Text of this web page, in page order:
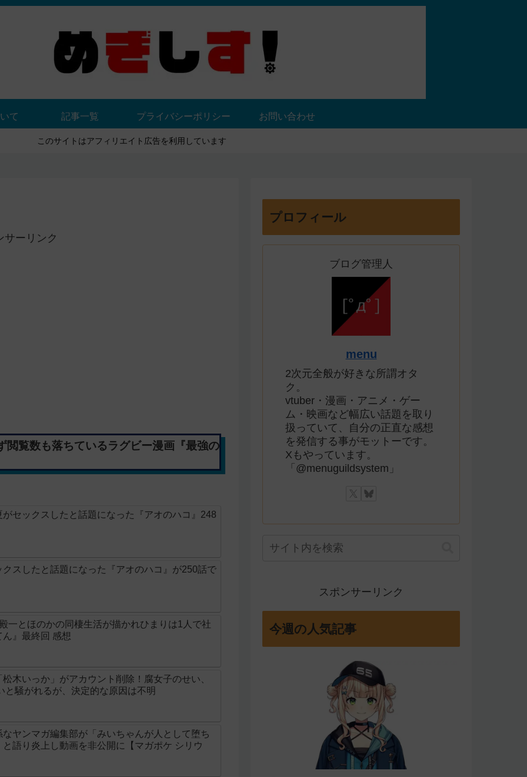
て 記事一覧 プライバシーポリシー お問い合わせ
このサイトはアフィリエイト広告を利用しています
サーリンク
閲覧数も落ちているラグビー漫画『最強の
セックスしたと話題になった『アオのハコ』248
スしたと話題になった『アオのハコ』が250話で
一とほのかの同棲生活が描かれひまりは1人で社
』最終回 感想
木いっか」がアカウント削除！腐女子のせい、
と騒がれるが、決定的な原因は不明
ヤンマガ編集部が「みいちゃんが人として堕ち
語り炎上し動画を非公開に【マガポケ シリウ
プロフィール
ブログ管理人
menu
2次元全般が好きな所謂オタ
ク。
vtuber・漫画・アニメ・ゲー
ム・映画など幅広い話題を取り
扱っていて、自分の正直な感想
を発信する事がモットーです。
Xもやっています。
「@menuguildsystem」
スポンサーリンク
今週の人気記事